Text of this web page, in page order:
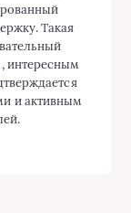
Такая
интересным
и активным